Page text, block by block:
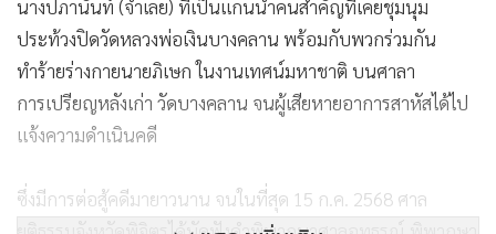
นางปภานันท์ (จำเลย) ที่เป็นแกนนำคนสำคัญที่เคยชุมนุม
ประท้วงปิดวัดหลวงพ่อเงินบางคลาน พร้อมกับพวกร่วมกัน
ทำร้ายร่างกายนายภิเษก ในงานเทศน์มหาชาติ บนศาลา
การเปรียญหลังเก่า วัดบางคลาน จนผู้เสียหายอาการสาหัสได้ไป
แจ้งความดำเนินคดี
ซึ่งมีการต่อสู้คดีมายาวนาน จนในที่สุด 15 ก.ค. 2568 ศาล